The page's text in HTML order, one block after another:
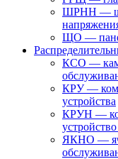
ШРНН —
ЩО —
КСО —
КРУ —
устройства
КРУН —
ЯКНО —